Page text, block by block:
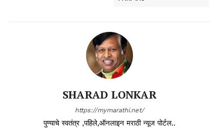
SHARAD LONKAR
https://mymarathi.net/
पुण्याचे स्वतंत्र ,पहिले,ऑनलाइन मराठी न्यूज पोर्टल..